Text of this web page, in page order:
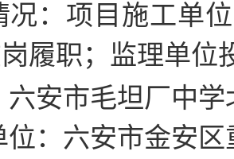
况：项目施工单
履职；
监理单位
六安市毛坦厂中
： 六安市金安